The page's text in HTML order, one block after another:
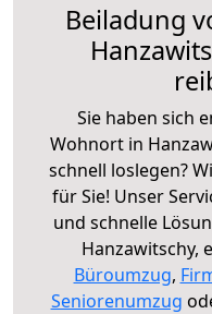
Beiladung
Sie haben sich
Wohnort in
schnell loslegen?
für Sie! Unser
und schnelle
Hanzawitschy,
Büroumzug,
Seniorenumzug